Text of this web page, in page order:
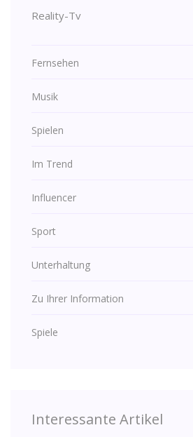
Reality-Tv
Fernsehen
Musik
Spielen
Im Trend
Influencer
Sport
Unterhaltung
Zu Ihrer Information
Spiele
Interessante Artikel